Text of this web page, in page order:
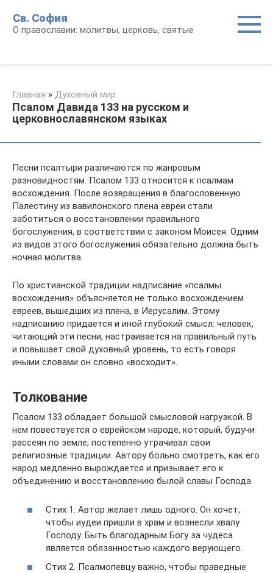
контенту
Св. София
О православии: молитвы, церковь, святые
Главная » Духовный мир
Псалом Давида 133 на русском и
церковнославянском языках
Песни псалтыри различаются по жанровым
разновидностям. Псалом 133 относится к псалмам
восхождения. После возвращения в благословенную
Палестину из вавилонского плена евреи стали
заботиться о восстановлении правильного
богослужения, в соответствии с законом Моисея. Одним
из видов этого богослужения обязательно должна быть
ночная молитва.
По христианской традиции надписание «псалмы
восхождения» объясняется не только восхождением
евреев, вышедших из плена, в Иерусалим. Этому
надписанию придается и иной глубокий смысл: человек,
читающий эти песни, настраивается на правильный путь
и повышает свой духовный уровень, то есть говоря
иными словами он словно «восходит».
Толкование
Псалом 133 обладает большой смысловой нагрузкой. В
нем повествуется о еврейском народе, который, будучи
рассеян по земле, постепенно утрачивал свои
религиозные традиции. Автору больно смотреть, как его
народ медленно вырождается и призывает его к
объединению и восстановлению былой славы Господа.
Стих 1. Автор желает лишь одного. Он хочет,
чтобы иудеи пришли в храм и вознесли хвалу
Господу. Быть благодарным Богу за чудеса
является обязанностью каждого верующего.
Стих 2. Псалмопевцу важно, чтобы праведные